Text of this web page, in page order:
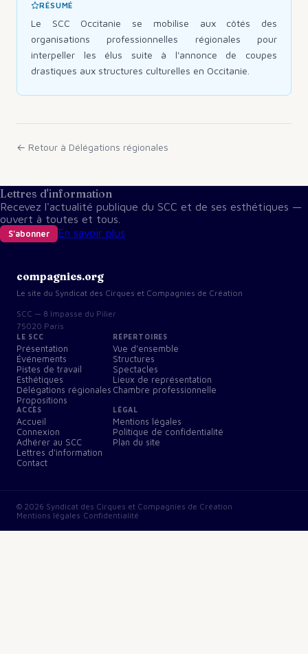
RÉSUMÉ
Le SCC Occitanie se mobilise aux côtés des
organisations professionnelles régionales pour
interpeller les élus suite à l'annonce de coupes
drastiques aux structures culturelles en Occitanie.
← Retour à Délégations régionales
Lettres d'information
Recevez l'actualité publique du SCC et de ses esthétiques —
ouvert à toutes et tous.
S'abonner En savoir plus
compagnies.org
Le site du Syndicat des Cirques et Compagnies de Création
SCC — 8 Impasse du Pilier
75020 Paris
LE SCC
Présentation
Événements
Pistes de travail
Esthétiques
Délégations régionales
Propositions
RÉPERTOIRES
Vue d'ensemble
Structures
Spectacles
Lieux de représentation
Chambre professionnelle
ACCÈS
Accueil
Connexion
Adhérer au SCC
Lettres d'information
Contact
LÉGAL
Mentions légales
Politique de confidentialité
Plan du site
© 2026 Syndicat des Cirques et Compagnies de Création
Mentions légales Confidentialité